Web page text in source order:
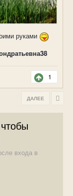
руками
1
ДАЛЕЕ
входа в